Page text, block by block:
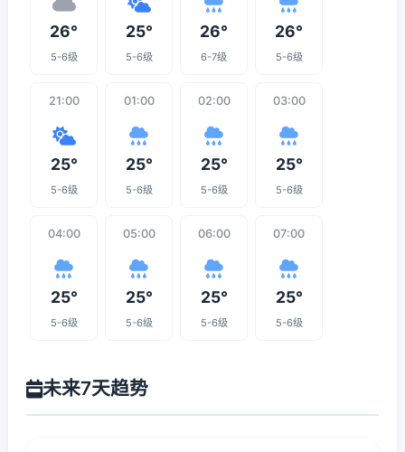
26°
5-6级
25°
5-6级
26°
6-7级
26°
5-6级
21:00
25°
5-6级
01:00
25°
5-6级
02:00
25°
5-6级
03:00
25°
5-6级
04:00
25°
5-6级
05:00
25°
5-6级
06:00
25°
5-6级
07:00
25°
5-6级
未来7天趋势